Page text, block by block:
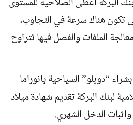
تكون هناك سرعة في التجاوب،
الملفات والفصل فيها تتراوح
“دوبلو” السياحية بانوراما
لبنك البركة تقديم شهادة ميلاد
الدخل الشهري.